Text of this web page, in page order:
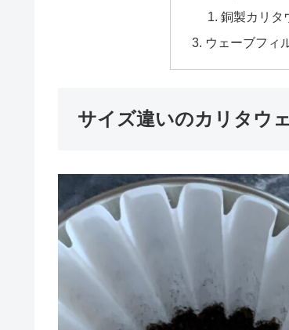
銅製カリタ
ウェーブフィ
サイズ違いのカリタウ